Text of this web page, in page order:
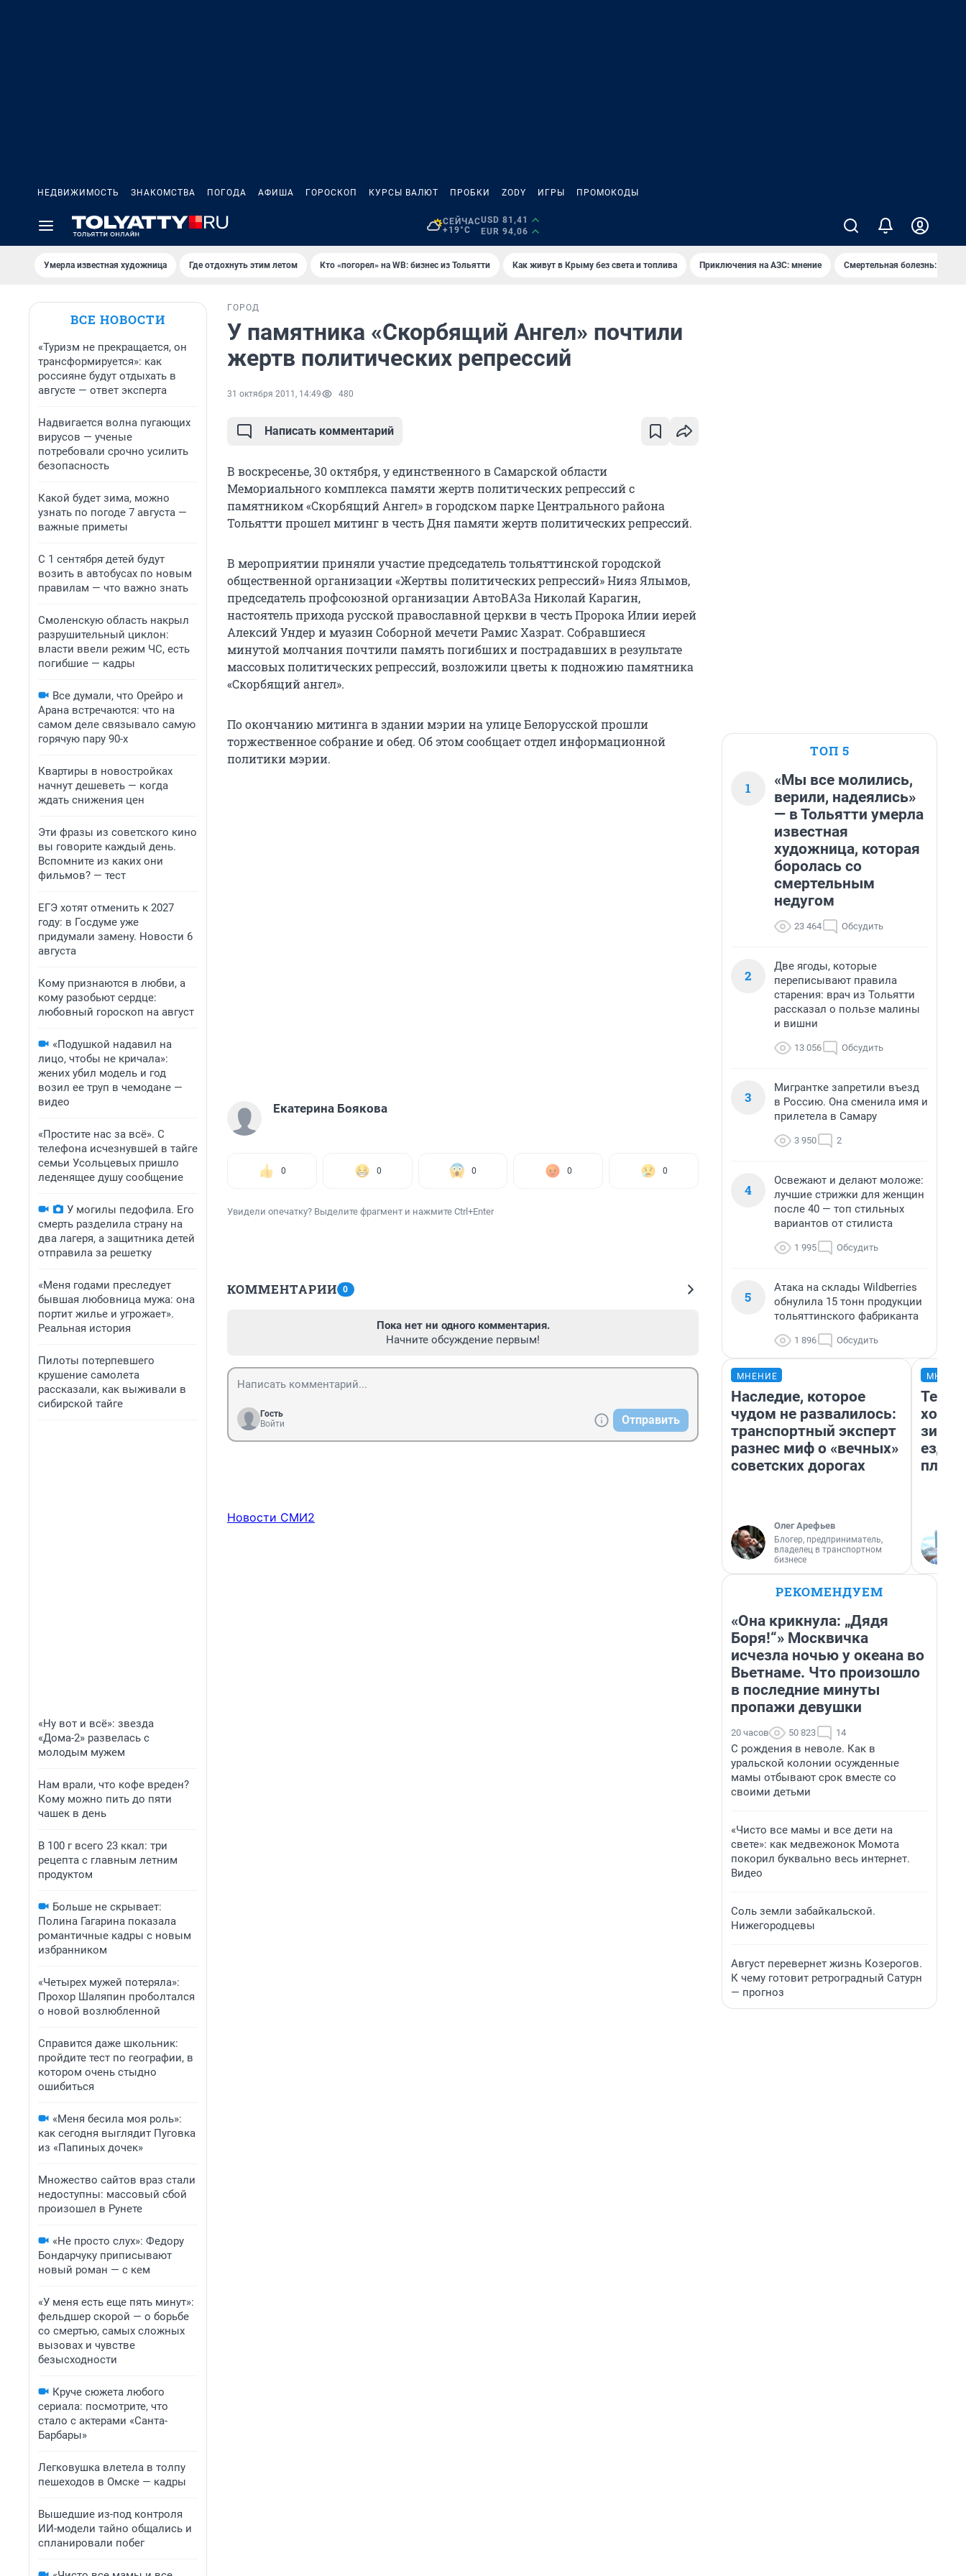
НЕДВИЖИМОСТЬ ЗНАКОМСТВА ПОГОДА АФИША ГОРОСКОП КУРСЫ ВАЛЮТ ПРОБКИ ZODY ИГРЫ ПРОМОКОДЫ
СЕЙЧАС
+19°C
USD 81,41
EUR 94,06
Умерла известная художница Где отдохнуть этим летом Кто «погорел» на WB: бизнес из Тольятти Как живут в Крыму без света и топлива Приключения на АЗС: мнение Смертельная болезнь:
ВСЕ НОВОСТИ
«Туризм не прекращается, он
трансформируется»: как
россияне будут отдыхать в
августе — ответ эксперта
Надвигается волна пугающих
вирусов — ученые
потребовали срочно усилить
безопасность
Какой будет зима, можно
узнать по погоде 7 августа —
важные приметы
С 1 сентября детей будут
возить в автобусах по новым
правилам — что важно знать
Смоленскую область накрыл
разрушительный циклон:
власти ввели режим ЧС, есть
погибшие — кадры
Все думали, что Орейро и
Арана встречаются: что на
самом деле связывало самую
горячую пару 90-х
Квартиры в новостройках
начнут дешеветь — когда
ждать снижения цен
Эти фразы из советского кино
вы говорите каждый день.
Вспомните из каких они
фильмов? — тест
ЕГЭ хотят отменить к 2027
году: в Госдуме уже
придумали замену. Новости 6
августа
Кому признаются в любви, а
кому разобьют сердце:
любовный гороскоп на август
«Подушкой надавил на
лицо, чтобы не кричала»:
жених убил модель и год
возил ее труп в чемодане —
видео
«Простите нас за всё». С
телефона исчезнувшей в тайге
семьи Усольцевых пришло
леденящее душу сообщение
У могилы педофила. Его
смерть разделила страну на
два лагеря, а защитника детей
отправила за решетку
«Меня годами преследует
бывшая любовница мужа: она
портит жилье и угрожает».
Реальная история
Пилоты потерпевшего
крушение самолета
рассказали, как выживали в
сибирской тайге
«Ну вот и всё»: звезда
«Дома-2» развелась с
молодым мужем
Нам врали, что кофе вреден?
Кому можно пить до пяти
чашек в день
В 100 г всего 23 ккал: три
рецепта с главным летним
продуктом
Больше не скрывает:
Полина Гагарина показала
романтичные кадры с новым
избранником
«Четырех мужей потеряла»:
Прохор Шаляпин проболтался
о новой возлюбленной
Справится даже школьник:
пройдите тест по географии, в
котором очень стыдно
ошибиться
«Меня бесила моя роль»:
как сегодня выглядит Пуговка
из «Папиных дочек»
Множество сайтов враз стали
недоступны: массовый сбой
произошел в Рунете
«Не просто слух»: Федору
Бондарчуку приписывают
новый роман — с кем
«У меня есть еще пять минут»:
фельдшер скорой — о борьбе
со смертью, самых сложных
вызовах и чувстве
безысходности
Круче сюжета любого
сериала: посмотрите, что
стало с актерами «Санта-
Барбары»
Легковушка влетела в толпу
пешеходов в Омске — кадры
Вышедшие из-под контроля
ИИ-модели тайно общались и
спланировали побег
ГОРОД
У памятника «Скорбящий Ангел» почтили
жертв политических репрессий
31 октября 2011, 14:49 480
Написать комментарий
В воскресенье, 30 октября, у единственного в Самарской области
Мемориального комплекса памяти жертв политических репрессий с
памятником «Скорбящий Ангел» в городском парке Центрального района
Тольятти прошел митинг в честь Дня памяти жертв политических репрессий.
В мероприятии приняли участие председатель тольяттинской городской
общественной организации «Жертвы политических репрессий» Нияз Ялымов,
председатель профсоюзной организации АвтоВАЗа Николай Карагин,
настоятель прихода русской православной церкви в честь Пророка Илии иерей
Алексий Ундер и муазин Соборной мечети Рамис Хазрат. Собравшиеся
минутой молчания почтили память погибших и пострадавших в результате
массовых политических репрессий, возложили цветы к подножию памятника
«Скорбящий ангел».
По окончанию митинга в здании мэрии на улице Белорусской прошли
торжественное собрание и обед. Об этом сообщает отдел информационной
политики мэрии.
Екатерина Боякова
0 0 0 0 0
Увидели опечатку? Выделите фрагмент и нажмите Ctrl+Enter
КОММЕНТАРИИ 0
Пока нет ни одного комментария.
Начните обсуждение первым!
Гость
Войти
Отправить
Новости СМИ2
ТОП 5
1
«Мы все молились,
верили, надеялись»
— в Тольятти умерла
известная
художница, которая
боролась со
смертельным
недугом
23 464 Обсудить
2
Две ягоды, которые
переписывают правила
старения: врач из Тольятти
рассказал о пользе малины
и вишни
13 056 Обсудить
3
Мигрантке запретили въезд
в Россию. Она сменила имя и
прилетела в Самару
3 950 2
4
Освежают и делают моложе:
лучшие стрижки для женщин
после 40 — топ стильных
вариантов от стилиста
1 995 Обсудить
5
Атака на склады Wildberries
обнулила 15 тонн продукции
тольяттинского фабриканта
1 896 Обсудить
МНЕНИЕ
Наследие, которое
чудом не развалилось:
транспортный эксперт
разнес миф о «вечных»
советских дорогах
Олег Арефьев
Блогер, предприниматель,
владелец в транспортном
бизнесе
ездит
РЕКОМЕНДУЕМ
«Она крикнула: „Дядя
Боря!“» Москвичка
исчезла ночью у океана во
Вьетнаме. Что произошло
в последние минуты
пропажи девушки
20 часов 50 823 14
С рождения в неволе. Как в
уральской колонии осужденные
мамы отбывают срок вместе со
своими детьми
«Чисто все мамы и все дети на
свете»: как медвежонок Момота
покорил буквально весь интернет.
Видео
Соль земли забайкальской.
Нижегородцевы
Август перевернет жизнь Козерогов.
К чему готовит ретроградный Сатурн
— прогноз